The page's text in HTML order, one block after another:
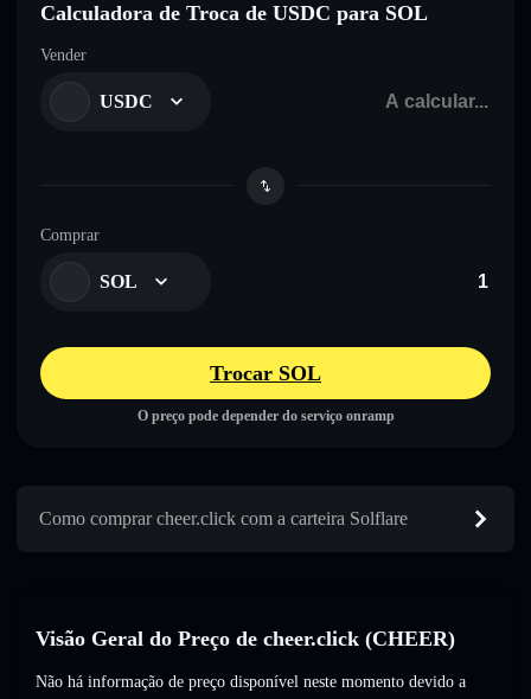
Calculadora de Troca de USDC para SOL
Vender
USDC
Comprar
SOL
Trocar SOL
O preço pode depender do serviço onramp
Como comprar cheer.click com a carteira Solflare
Visão Geral do Preço de cheer.click (CHEER)
Não há informação de preço disponível neste momento devido a